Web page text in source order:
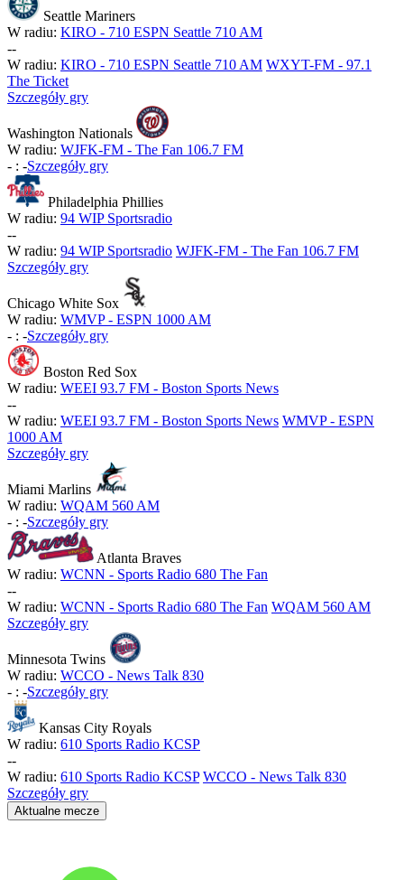
Seattle Mariners
W radiu: KIRO - 710 ESPN Seattle 710 AM
--
W radiu: KIRO - 710 ESPN Seattle 710 AM WXYT-FM - 97.1
The Ticket
Szczegóły gry
Washington Nationals
W radiu: WJFK-FM - The Fan 106.7 FM
- : -Szczegóły gry
Philadelphia Phillies
W radiu: 94 WIP Sportsradio
--
W radiu: 94 WIP Sportsradio WJFK-FM - The Fan 106.7 FM
Szczegóły gry
Chicago White Sox
W radiu: WMVP - ESPN 1000 AM
- : -Szczegóły gry
Boston Red Sox
W radiu: WEEI 93.7 FM - Boston Sports News
--
W radiu: WEEI 93.7 FM - Boston Sports News WMVP - ESPN
1000 AM
Szczegóły gry
Miami Marlins
W radiu: WQAM 560 AM
- : -Szczegóły gry
Atlanta Braves
W radiu: WCNN - Sports Radio 680 The Fan
--
W radiu: WCNN - Sports Radio 680 The Fan WQAM 560 AM
Szczegóły gry
Minnesota Twins
W radiu: WCCO - News Talk 830
- : -Szczegóły gry
Kansas City Royals
W radiu: 610 Sports Radio KCSP
--
W radiu: 610 Sports Radio KCSP WCCO - News Talk 830
Szczegóły gry
Aktualne mecze